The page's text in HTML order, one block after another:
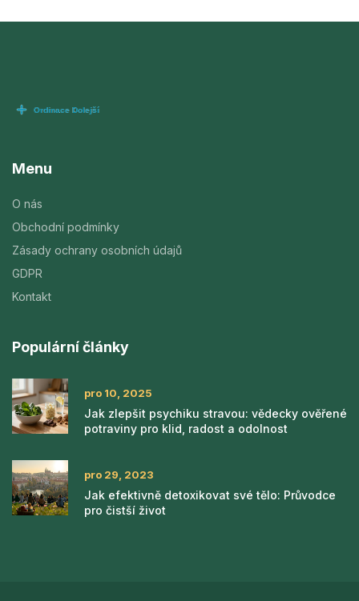
Menu
O nás
Obchodní podmínky
Zásady ochrany osobních údajů
GDPR
Kontakt
Populární články
pro 10, 2025
Jak zlepšit psychiku stravou: vědecky ověřené
potraviny pro klid, radost a odolnost
pro 29, 2023
Jak efektivně detoxikovat své tělo: Průvodce
pro čistší život